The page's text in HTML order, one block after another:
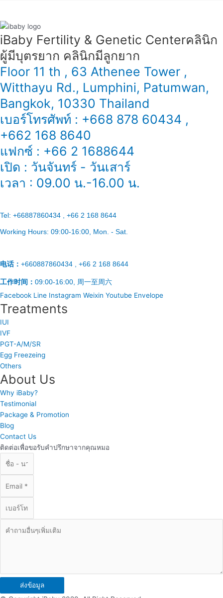
iBaby Fertility & Genetic Center​ คลินิก
ผู้มีบุตรยาก คลินิกมีลูกยาก
Floor 11 th , 63 Athenee Tower ,
Witthayu Rd., Lumphini, Patumwan,
Bangkok, 10330 Thailand
เบอร์โทรศัพท์ : +668 878 60434 ,
+662 168 8640
แฟกซ์ : +66 2 1688644
เปิด : วันจันทร์ - วันเสาร์
เวลา : 09.00 น.-16.00 น.
Tel: +66887860434 , +66 2 168 8644
Working Hours: 09:00-16:00 , Mon. - Sat.
电话： +660887860434 , +66 2 168 8644
工作时间： 09:00-16:00, 周一至周六
Facebook Line Instagram Weixin Youtube Envelope
Treatments
IUI
IVF
PGT-A/M/SR
Egg Freezeing
Others
About Us
Why iBaby?
Testimonial
Package & Promotion
Blog
Contact Us
ติดต่อเพื่อขอรับคำปรึกษาจากคุณหมอ
ส่งข้อมูล